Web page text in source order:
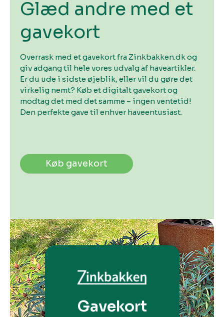
Glæd andre med et
gavekort
Overrask med et gavekort fra Zinkbakken.dk og
giv adgang til hele vores udvalg af haveartikler.
Er du ude i sidste øjeblik, eller vil du gøre det
virkelig nemt? Køb et digitalt gavekort og
modtag det med det samme – ingen ventetid!
Den perfekte gave til enhver haveentusiast.
Køb gavekort
Gavekort